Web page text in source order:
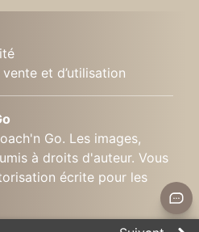
et d’utilisation
Go. Les images,
à droits d'auteur. Vous
écrite pour les